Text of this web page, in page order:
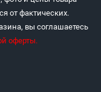
от фактических.
вы соглашаетесь
оферты.